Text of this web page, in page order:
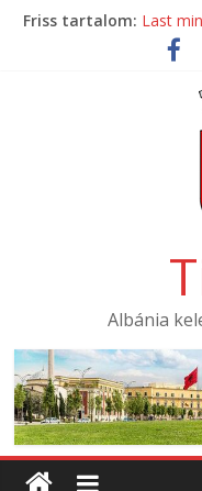
SkipFriss tartalom: Last
Mak
La
Tirana
Albánia